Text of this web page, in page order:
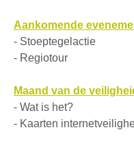
Aankomende
- Stoeptegelactie
- Regiotour
Maand van de
- Wat is het?
- Kaarten